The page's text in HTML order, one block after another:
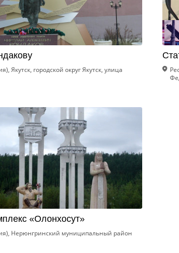
Якутск, городской округ Якутск, улица
«Олонхосут»
Нерюнгринский муниципальный район